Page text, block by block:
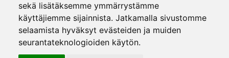
sekä lisätäksemme ymmärrystämme
käyttäjiemme sijainnista. Jatkamalla sivustomme
selaamista hyväksyt evästeiden ja muiden
seurantateknologioiden käytön.